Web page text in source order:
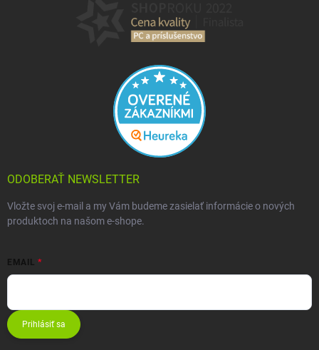
ODOBERAŤ NEWSLETTER
Vložte svoj e-mail a my Vám budeme zasielať informácie o nových
produktoch na našom e-shope.
EMAIL
Prihlásiť sa